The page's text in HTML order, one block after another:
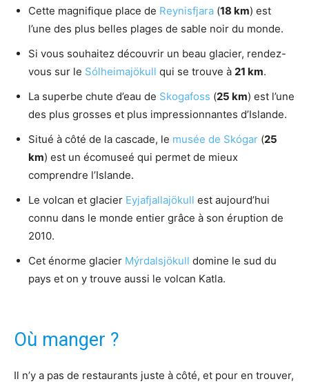
Cette magnifique place de Reynisfjara (18 km) est
l’une des plus belles plages de sable noir du monde.
Si vous souhaitez découvrir un beau glacier, rendez-
vous sur le Sólheimajökull qui se trouve à 21 km.
La superbe chute d’eau de Skogafoss (25 km) est l’une
des plus grosses et plus impressionnantes d’Islande.
Situé à côté de la cascade, le musée de Skógar (25
km) est un écomuseé qui permet de mieux
comprendre l’Islande.
Le volcan et glacier Eyjafjallajökull est aujourd’hui
connu dans le monde entier grâce à son éruption de
2010.
Cet énorme glacier Mýrdalsjökull domine le sud du
pays et on y trouve aussi le volcan Katla.
Où manger ?
Il n’y a pas de restaurants juste à côté, et pour en trouver,